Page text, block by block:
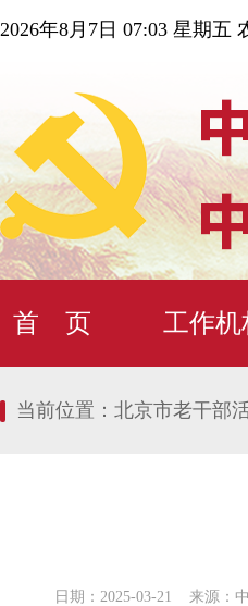
2026年8月7日 07:03 星期五
首 页 工作机
当前位置： 北京市老干部
日期：2025-03-21 来源：